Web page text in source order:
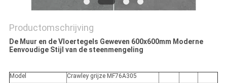
Productomschrijving
De Muur en de Vloertegels Geweven 600x600mm Moderne
Eenvoudige Stijl van de steenmengeling
Model
Crawley grijze MF76A305